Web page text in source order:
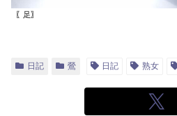
〖足〗
日記 鶯 日記 熟女